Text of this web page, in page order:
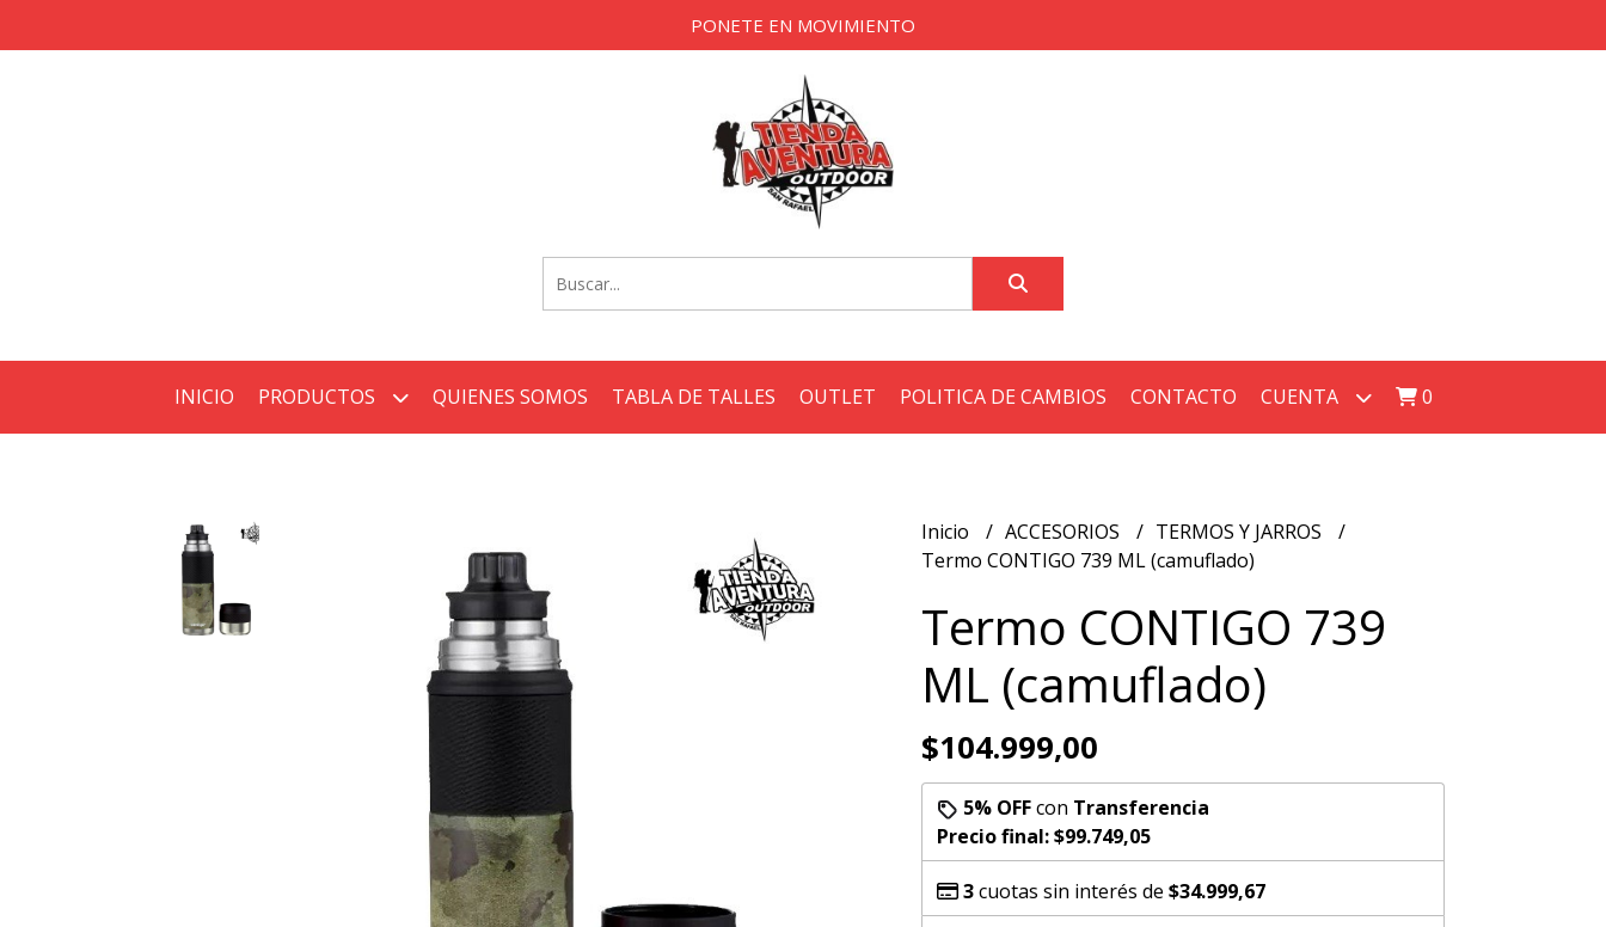
PONETE EN MOVIMIENTO
INICIO PRODUCTOS QUIENES SOMOS TABLA DE TALLES OUTLET POLITICA DE CAMBIOS CONTACTO CUENTA 0
Inicio ACCESORIOS
TERMOS Y JARROS
Termo CONTIGO 739 ML (camuflado)
Termo CONTIGO 739
ML (camuflado)
$104.999,00
5% OFFcon Transferencia
Precio final:$99.749,05
3cuotas sin interés de $34.999,67